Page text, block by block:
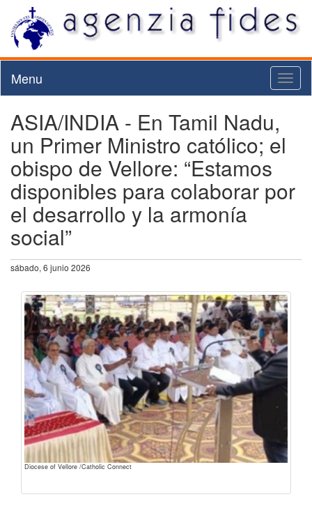
Menu
ASIA/INDIA - En Tamil Nadu,
un Primer Ministro católico; el
obispo de Vellore: “Estamos
disponibles para colaborar por
el desarrollo y la armonía
social”
sábado, 6 junio 2026
Diocese of Vellore /Catholic Connect